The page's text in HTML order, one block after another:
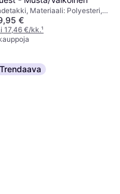
Materiaali: Polyesteri,
€
17,46 €/kk.¹
Trendaava